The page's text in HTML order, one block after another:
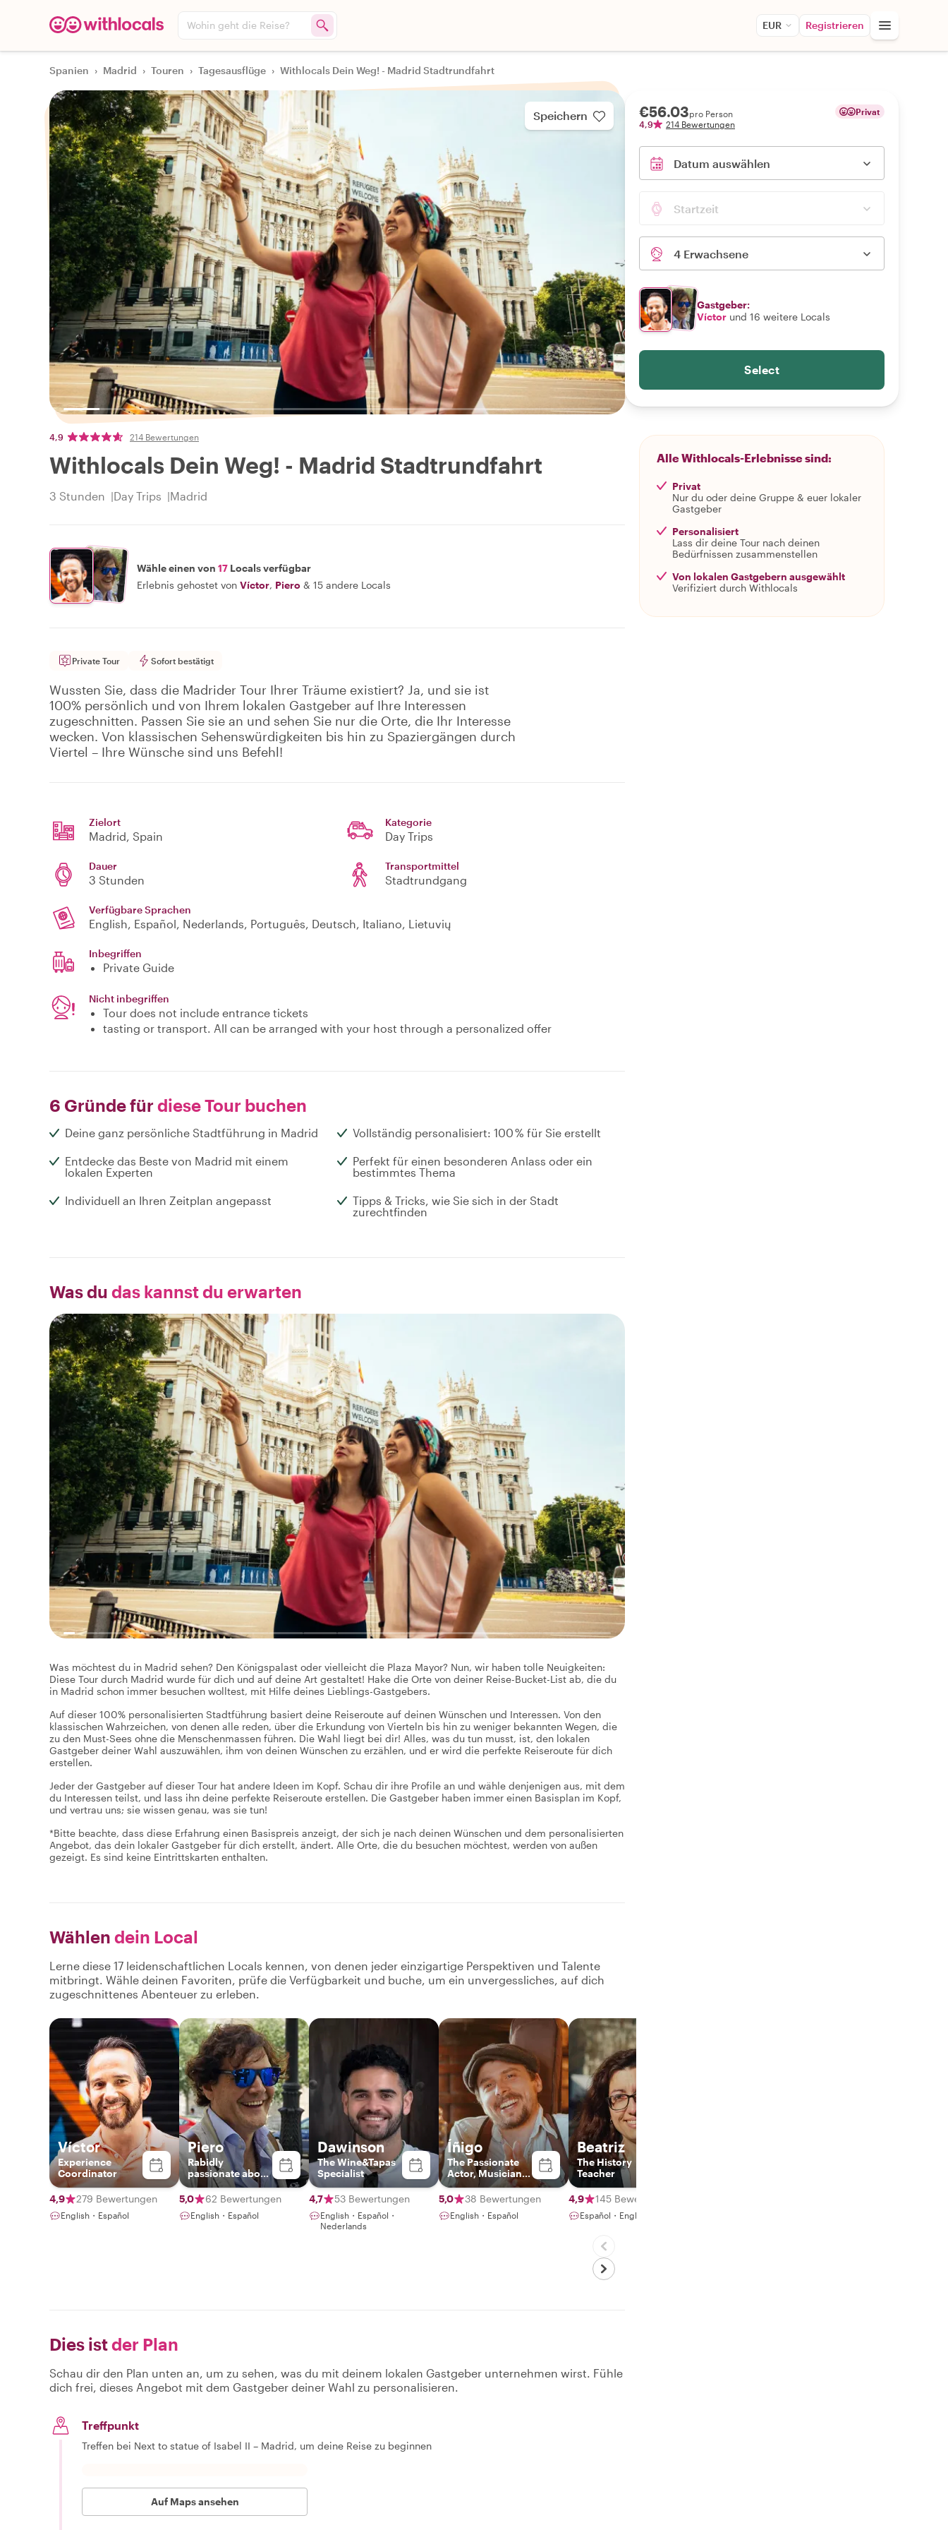
Wohin geht die Reise? EUR Registrieren
Spanien › Madrid › Touren › Tagesausflüge › Withlocals Dein Weg! - Madrid Stadtrundfahrt
Speichern
4,9 214 Bewertungen
Withlocals Dein Weg! - Madrid Stadtrundfahrt
3 Stunden Day Trips Madrid
Wähle einen von 17 Locals verfügbar
Erlebnis gehostet von Víctor, Piero & 15 andere Locals
Private Tour Sofort bestätigt
Wussten Sie, dass die Madrider Tour Ihrer Träume existiert? Ja, und sie ist
100% persönlich und von Ihrem lokalen Gastgeber auf Ihre Interessen
zugeschnitten. Passen Sie sie an und sehen Sie nur die Orte, die Ihr Interesse
wecken. Von klassischen Sehenswürdigkeiten bis hin zu Spaziergängen durch
Viertel – Ihre Wünsche sind uns Befehl!
Zielort
Madrid, Spain
Kategorie
Day Trips
Dauer
3 Stunden
Transportmittel
Stadtrundgang
Verfügbare Sprachen
English, Español, Nederlands, Português, Deutsch, Italiano, Lietuvių
Inbegriffen
Private Guide
Nicht inbegriffen
Tour does not include entrance tickets
tasting or transport. All can be arranged with your host through a personalized offer
6 Gründe für diese Tour buchen
Deine ganz persönliche Stadtführung in Madrid Vollständig personalisiert: 100 % für Sie erstellt
Entdecke das Beste von Madrid mit einem
lokalen Experten
Perfekt für einen besonderen Anlass oder ein
bestimmtes Thema
Individuell an Ihren Zeitplan angepasst
Tipps & Tricks, wie Sie sich in der Stadt
zurechtfinden
Was du das kannst du erwarten
Was möchtest du in Madrid sehen? Den Königspalast oder vielleicht die Plaza Mayor? Nun, wir haben tolle Neuigkeiten:
Diese Tour durch Madrid wurde für dich und auf deine Art gestaltet! Hake die Orte von deiner Reise-Bucket-List ab, die du
in Madrid schon immer besuchen wolltest, mit Hilfe deines Lieblings-Gastgebers.
Auf dieser 100% personalisierten Stadtführung basiert deine Reiseroute auf deinen Wünschen und Interessen. Von den
klassischen Wahrzeichen, von denen alle reden, über die Erkundung von Vierteln bis hin zu weniger bekannten Wegen, die
zu den Must-Sees ohne die Menschenmassen führen. Die Wahl liegt bei dir! Alles, was du tun musst, ist, den lokalen
Gastgeber deiner Wahl auszuwählen, ihm von deinen Wünschen zu erzählen, und er wird die perfekte Reiseroute für dich
erstellen.
Jeder der Gastgeber auf dieser Tour hat andere Ideen im Kopf. Schau dir ihre Profile an und wähle denjenigen aus, mit dem
du Interessen teilst, und lass ihn deine perfekte Reiseroute erstellen. Die Gastgeber haben immer einen Basisplan im Kopf,
und vertrau uns; sie wissen genau, was sie tun!
*Bitte beachte, dass diese Erfahrung einen Basispreis anzeigt, der sich je nach deinen Wünschen und dem personalisierten
Angebot, das dein lokaler Gastgeber für dich erstellt, ändert. Alle Orte, die du besuchen möchtest, werden von außen
gezeigt. Es sind keine Eintrittskarten enthalten.
Wählen dein Local
Lerne diese 17 leidenschaftlichen Locals kennen, von denen jeder einzigartige Perspektiven und Talente
mitbringt. Wähle deinen Favoriten, prüfe die Verfügbarkeit und buche, um ein unvergessliches, auf dich
zugeschnittenes Abenteuer zu erleben.
Víctor
Experience
Coordinator
4,9 279 Bewertungen
English・Español
Piero
Rabidly
passionate about
Madrid and Spain
5,0
62 Bewertungen
English・Español
Dawinson
The Wine&Tapas
Specialist
4,7 53 Bewertungen
English・Español・
Nederlands
Íñigo
The Passionate
Actor, Musician &
Local Guide
5,0
38 Bewertungen
English・Español
Beatriz
The History
Teacher
4,9 145 Bewertungen
Español・English
Dies istder Plan
Schau dir den Plan unten an, um zu sehen, was du mit deinem lokalen Gastgeber unternehmen wirst. Fühle
dich frei, dieses Angebot mit dem Gastgeber deiner Wahl zu personalisieren.
Treffpunkt
Treffen bei Next to statue of Isabel II – Madrid, um deine Reise zu beginnen
Auf Maps ansehen
€56.03pro Person
4,9
214 Bewertungen
Privat
Datum auswählen
Startzeit
4 Erwachsene
Gastgeber:
Víctor und 16 weitere Locals
Select
Alle Withlocals-Erlebnisse sind:
Privat
Nur du oder deine Gruppe & euer lokaler
Gastgeber
Personalisiert
Lass dir deine Tour nach deinen
Bedürfnissen zusammenstellen
Von lokalen Gastgebern ausgewählt
Verifiziert durch Withlocals